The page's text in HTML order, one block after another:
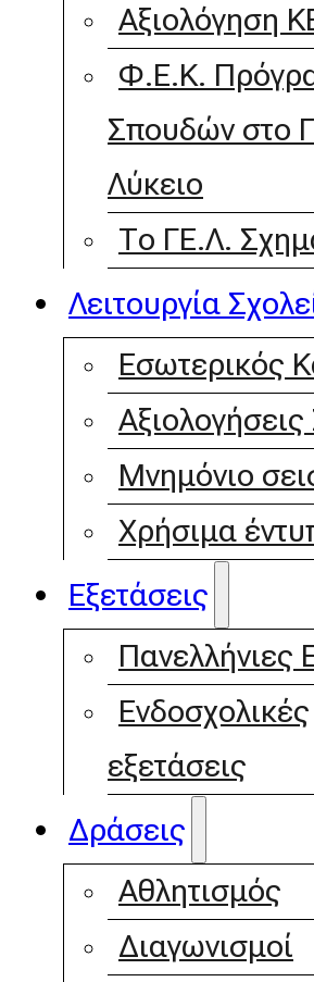
Αξιολόγηση
Φ.Ε.Κ.
Σπουδών στο
Λύκειο
Το ΓΕ.Λ.
Λειτουργία
Εσωτερικός
Μνημόνιο
Χρήσιμα
Εξετάσεις
Πανελλήνιες
Ενδοσχολικές
εξετάσεις
Δράσεις
Αθλητισμός
Διαγωνισμοί